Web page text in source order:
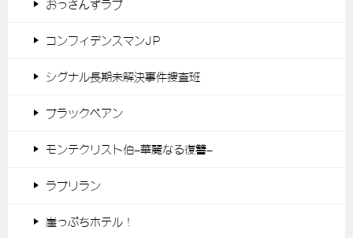
おっさんずラブ
コンフィデンスマンJP
シグナル長期未解決事件捜査班
ブラックペアン
モンテクリスト伯-華麗なる復讐-
ラブリラン
崖っぷちホテル！